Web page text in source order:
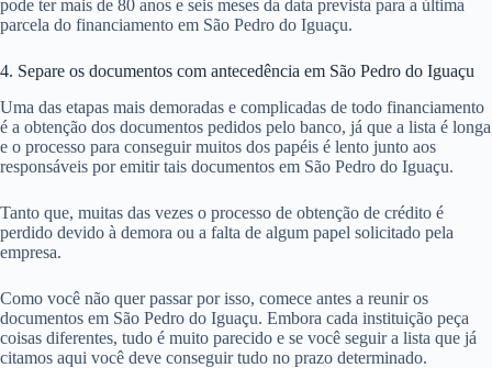
pode ter mais de 80 anos e seis meses da data prevista para a última
parcela do financiamento em São Pedro do Iguaçu.
4. Separe os documentos com antecedência em São Pedro do Iguaçu
Uma das etapas mais demoradas e complicadas de todo financiamento
é a obtenção dos documentos pedidos pelo banco, já que a lista é longa
e o processo para conseguir muitos dos papéis é lento junto aos
responsáveis por emitir tais documentos em São Pedro do Iguaçu.
Tanto que, muitas das vezes o processo de obtenção de crédito é
perdido devido à demora ou a falta de algum papel solicitado pela
empresa.
Como você não quer passar por isso, comece antes a reunir os
documentos em São Pedro do Iguaçu. Embora cada instituição peça
coisas diferentes, tudo é muito parecido e se você seguir a lista que já
citamos aqui você deve conseguir tudo no prazo determinado.